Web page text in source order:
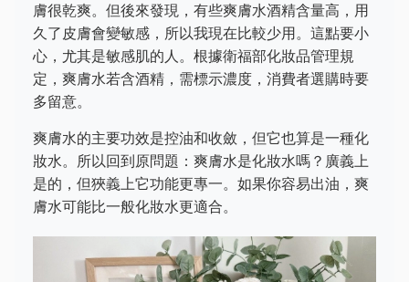
膚很乾爽。但後來發現，有些爽膚水酒精含量高，用
久了皮膚會變敏感，所以我現在比較少用。這點要小
心，尤其是敏感肌的人。根據衛福部化妝品管理規
定，爽膚水若含酒精，需標示濃度，消費者選購時要
多留意。
爽膚水的主要功效是控油和收斂，但它也算是一種化
妝水。所以回到原問題：爽膚水是化妝水嗎？廣義上
是的，但狹義上它功能更專一。如果你容易出油，爽
膚水可能比一般化妝水更適合。